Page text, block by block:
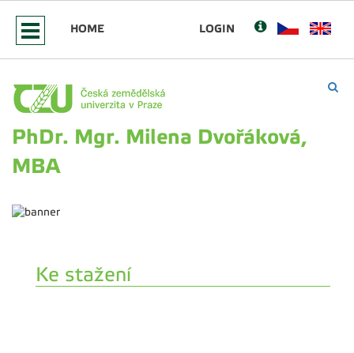
HOME LOGIN
PhDr. Mgr. Milena Dvořáková,
MBA
Ke stažení